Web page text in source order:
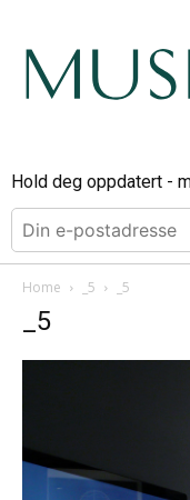
Hold deg oppdatert -
Home _5 _5
_5